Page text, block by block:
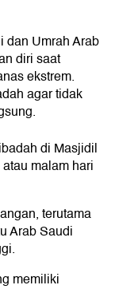
dan Umrah Arab
diri saat
ekstrem.
agar tidak
di Masjidil
malam hari
terutama
Arab Saudi
memiliki